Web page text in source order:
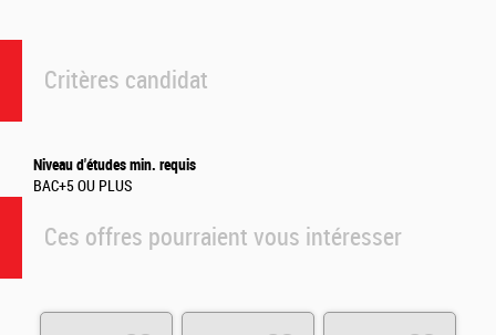
Critères candidat
Niveau d'études min. requis
BAC+5 OU PLUS
Ces offres pourraient vous intéresser